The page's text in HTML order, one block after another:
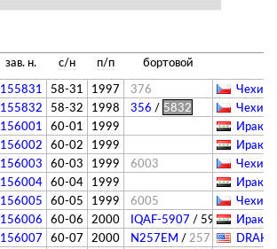
зав. н. с/н п/п
бортовой
155831 58-31 1997 376
Чехия
155832 58-32 1998 356 / 5832
Чехия
156001 60-01 1999
Ирак -
156002 60-02 1999
Ирак -
156003 60-03 1999 6003
Чехия
156004 60-04 1999
Ирак -
156005 60-05 1999 6005
Чехия
156006 60-06 2000 IQAF-5907 / 5907 Ирак -
156007 60-07 2000 N257EM / 257